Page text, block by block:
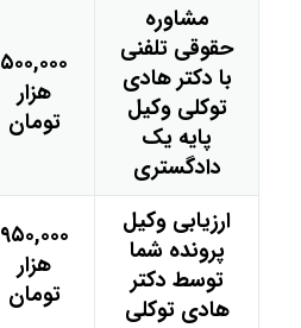
مشاوره
حقوقی تلفنی
با دکتر هادی
توکلی وکیل
پایه یک
دادگستری
۵۰۰,۰۰۰
هزار
تومان
ارزیابی وکیل
پرونده شما
توسط دکتر
هادی توکلی
۹۵۰,۰۰۰
هزار
تومان